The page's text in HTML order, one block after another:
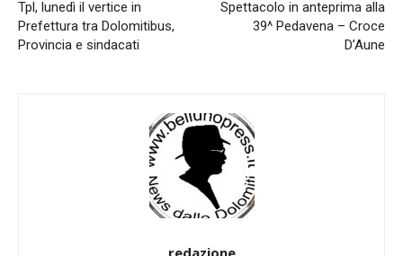
Tpl, lunedì il vertice in
Prefettura tra Dolomitibus,
Provincia e sindacati
Spettacolo in anteprima alla
39^ Pedavena – Croce
D’Aune